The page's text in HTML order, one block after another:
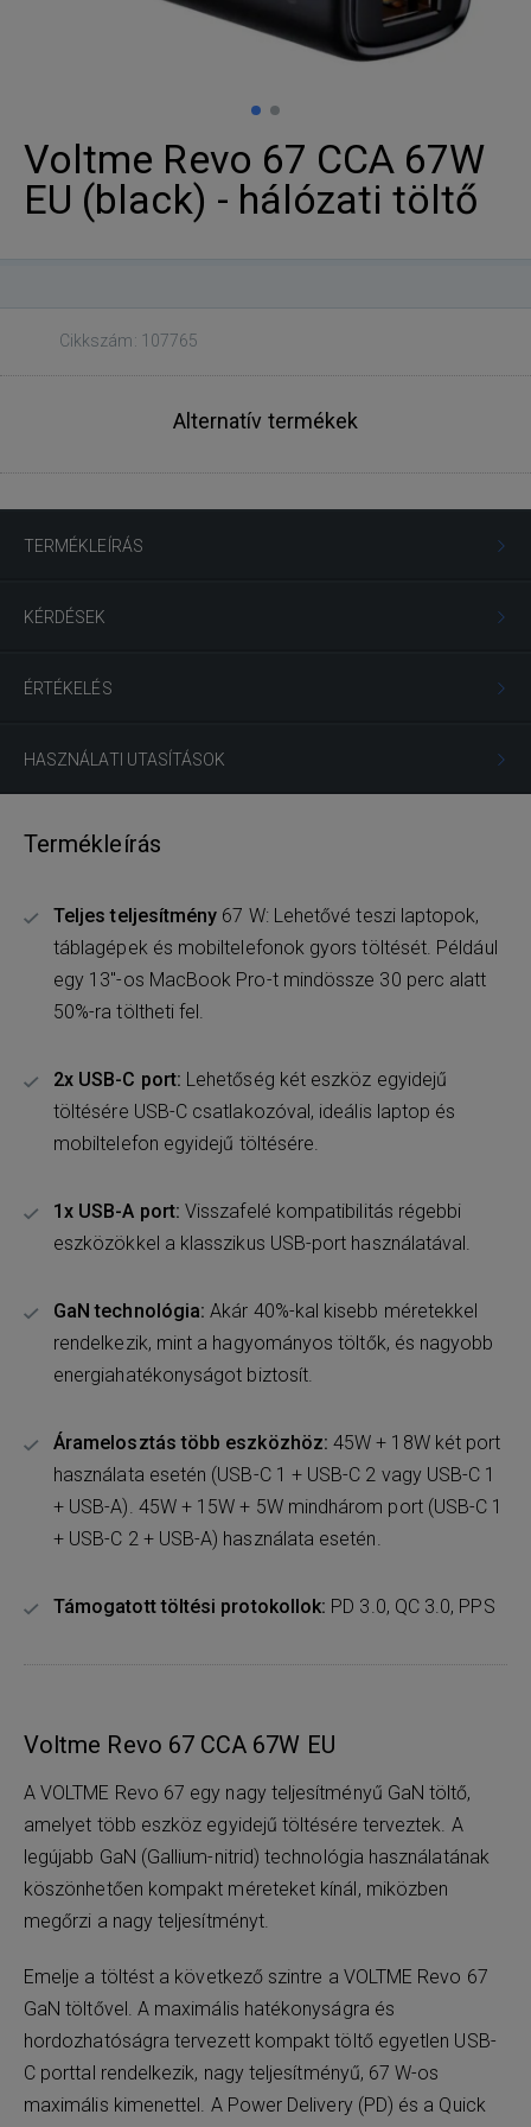
Voltme Revo 67 CCA 67W
EU (black) - hálózati töltő
Cikkszám: 107765
Alternatív termékek
TERMÉKLEÍRÁS
KÉRDÉSEK
ÉRTÉKELÉS
HASZNÁLATI UTASÍTÁSOK
Termékleírás
Teljes teljesítmény 67 W: Lehetővé teszi laptopok,
táblagépek és mobiltelefonok gyors töltését. Például
egy 13"-os MacBook Pro-t mindössze 30 perc alatt
50%-ra töltheti fel.
2x USB-C port: Lehetőség két eszköz egyidejű
töltésére USB-C csatlakozóval, ideális laptop és
mobiltelefon egyidejű töltésére.
1x USB-A port:Visszafelé kompatibilitás régebbi
eszközökkel a klasszikus USB-port használatával.
GaN technológia:Akár 40%-kal kisebb méretekkel
rendelkezik, mint a hagyományos töltők, és nagyobb
energiahatékonyságot biztosít.
Áramelosztás több eszközhöz:45W + 18W két port
használata esetén (USB-C 1 + USB-C 2 vagy USB-C 1
+ USB-A). 45W + 15W + 5W mindhárom port (USB-C 1
+ USB-C 2 + USB-A) használata esetén.
Támogatott töltési protokollok: PD 3.0, QC 3.0, PPS
Voltme Revo 67 CCA 67W EU
A VOLTME Revo 67 egy nagy teljesítményű GaN töltő,
amelyet több eszköz egyidejű töltésére terveztek. A
legújabb GaN (Gallium-nitrid) technológia használatának
köszönhetően kompakt méreteket kínál, miközben
megőrzi a nagy teljesítményt.
Emelje a töltést a következő szintre a VOLTME Revo 67
GaN töltővel. A maximális hatékonyságra és
hordozhatóságra tervezett kompakt töltő egyetlen USB-
C porttal rendelkezik, nagy teljesítményű, 67 W-os
maximális kimenettel. A Power Delivery (PD) és a Quick